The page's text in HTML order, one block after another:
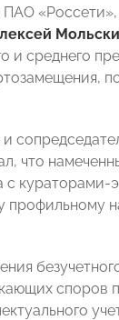
«Россети»,
и среднего
что
с кураторами-
профильному
споров